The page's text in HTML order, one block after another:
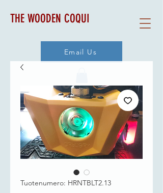
THE WOODEN COQUI
Email Us
Tuotenumero: HRNTBLT2.13